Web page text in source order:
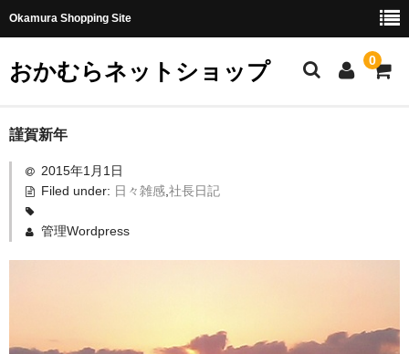
Okamura Shopping Site
おかむらネットショップ 0
商品
社長日記
味噌
謹賀新年
2015年1月1日
Filed under: 日々雑感, 社長日記
管理Wordpress